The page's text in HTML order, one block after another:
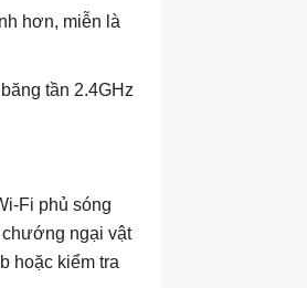
hơn, miễn là
tần 2.4GHz
Fi phủ sóng
ngại vật
hoặc kiểm tra